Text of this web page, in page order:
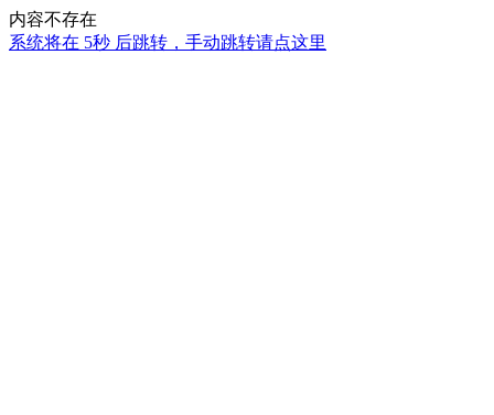
内容不存在
系统将在 5秒 后跳转，手动跳转请点这里